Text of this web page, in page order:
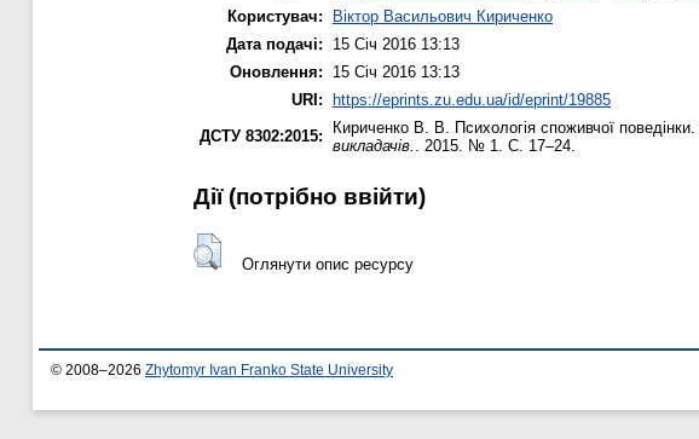
Користувач:
Віктор Васильович Кириченко
Дата подачі:
15 Січ 2016 13:13
Оновлення:
15 Січ 2016 13:13
URI: https://eprints.zu.edu.ua/id/eprint/19885
ДСТУ 8302:2015:
Кириченко В. В. Психологія споживчої поведінки.
викладачів.
. 2015. № 1. С. 17–24.
Дії ​​(потрібно ввійти)
Оглянути опис ресурсу
© 2008–2026 Zhytomyr Ivan Franko State University